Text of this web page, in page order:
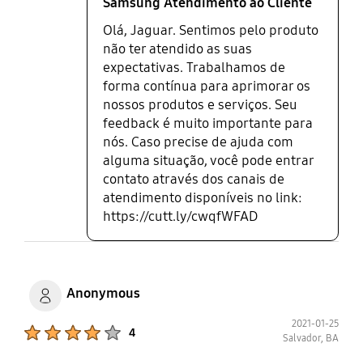
engenheiros da Samsung acharem
que 30Hz é uma taxa de
atualização aceitável para desktop.
Até a animação da seta trava pela
área de trabalho trava. Irei
Olá, Jaguar. Sentimos pelo produto
não ter atendido as suas
expectativas. Trabalhamos de
forma contínua para aprimorar os
nossos produtos e serviços. Seu
feedback é muito importante para
nós. Caso precise de ajuda com
alguma situação, você pode entrar
contato através dos canais de
atendimento disponíveis no link:
https://cutt.ly/cwqfWFAD
Anonymous
4
2021-01-25
Salvador, BA